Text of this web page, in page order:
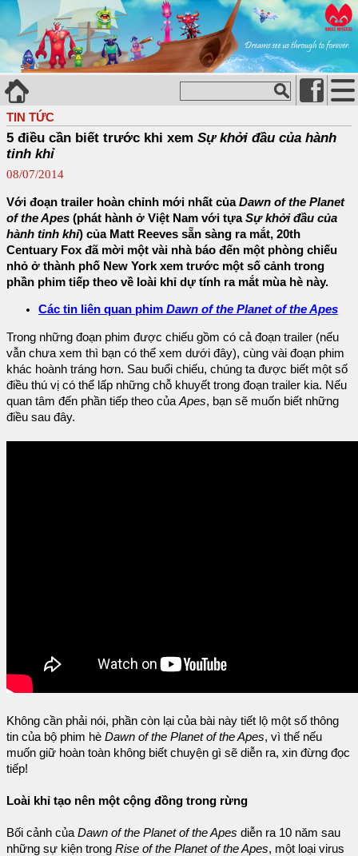
TIN TỨC
5 điều cần biết trước khi xem Sự khởi đầu của hành
tinh khỉ
08/07/2014
Với đoạn trailer hoàn chỉnh mới nhất củaDawn of the Planet
of the Apes (phát hành ở Việt Nam với tựaSự khởi đầu của
hành tinh khỉ) của Matt Reeves sẵn sàng ra mắt, 20th
Centuary Fox đã mời một vài nhà báo đến một phòng chiếu
nhỏ ở thành phố New York xem trước một số cảnh trong
phần phim tiếp theo về loài khỉ dự tính ra mắt mùa hè này.
Các tin liên quan phim Dawn of the Planet of the Apes
Trong những đoạn phim được chiếu gồm có cả đoạn trailer (nếu
vẫn chưa xem thì bạn có thể xem dưới đây), cùng vài đoạn phim
khác hoành tráng hơn. Sau buổi chiếu, chúng ta được biết một số
điều thú vị có thể lấp những chỗ khuyết trong đoạn trailer kia. Nếu
quan tâm đến phần tiếp theo của Apes, bạn sẽ muốn biết những
điều sau đây.
Không cần phải nói, phần còn lại của bài này tiết lộ một số thông
tin của bộ phim hè Dawn of the Planet of the Apes, vì thế nếu
muốn giữ hoàn toàn không biết chuyện gì sẽ diễn ra, xin đừng đọc
tiếp!
Loài khỉ tạo nên một cộng đồng trong rừng
Bối cảnh của Dawn of the Planet of the Apes diễn ra 10 năm sau
những sự kiện trong Rise of the Planet of the Apes, một loại virus